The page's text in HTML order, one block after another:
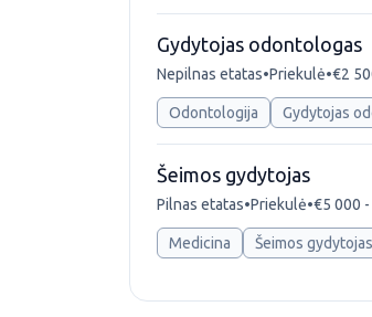
Gydytojas odontologas
Nepilnas etatas•Priekulė•€2
Odontologija Gydytojas
Šeimos gydytojas
Pilnas etatas•Priekulė•€5 000
Medicina Šeimos gydytojas